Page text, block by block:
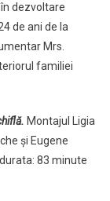
dezvoltare
de ani de la
Mrs.
familiei
Montajul Ligia
și Eugene
83 minute